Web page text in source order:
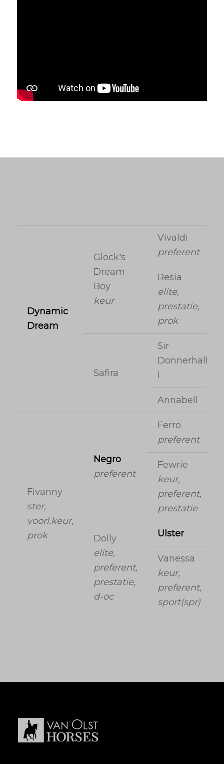
Dynamic
Dream
Glock's
Dream
Boy
keur
Vivaldi
preferent
Resia
elite,
prestatie,
prok
Safira
Sir
Donnerhall
I
Annabell
Fivanny
ster,
voorl.keur,
prok
Negro
preferent
Ferro
preferent
Fewrie
keur,
preferent,
prestatie
Dolly
elite,
preferent,
prestatie,
d-oc
Ulster
Vanessa
keur,
preferent,
sport(spr)